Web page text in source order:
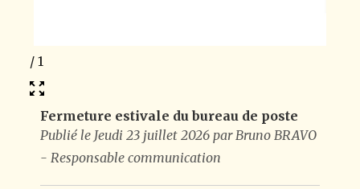
/1
Fermeture estivale du bureau de poste
Publié le Jeudi 23 juillet 2026 par Bruno BRAVO
- Responsable communication